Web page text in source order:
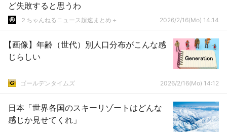
ど失敗すると思うわ
２ちゃんねるニュース超速まとめ＋ 2026/2/16(Mo) 14:14
【画像】年齢（世代）別人口分布がこんな感
じらしい
ゴールデンタイムズ 2026/2/16(Mo) 14:12
日本「世界各国のスキーリゾートはどんな
感じか見せてくれ」